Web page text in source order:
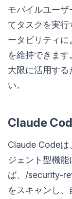
モバイルユー
てタスクを実
ータビリティ
を維持できま
大限に活用する
い。
Claude
Claude Codeは
ジェント型機能
ば、/security-
をスキャンし